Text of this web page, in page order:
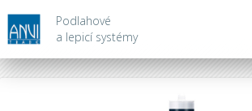
Podlahové
a lepicí systémy